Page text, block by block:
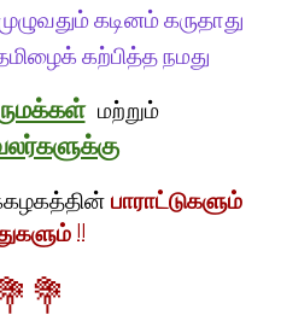
கடினம் கருதாது
கற்பித்த நமது
மற்றும்
த்தின் பாராட்டுகளும்
!!